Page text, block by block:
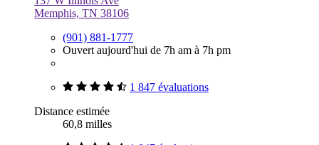
Memphis, TN 38106
(901) 881-1777
Ouvert aujourd'hui de 7h am à 7h pm
1 847 évaluations
Distance estimée
60,8 milles